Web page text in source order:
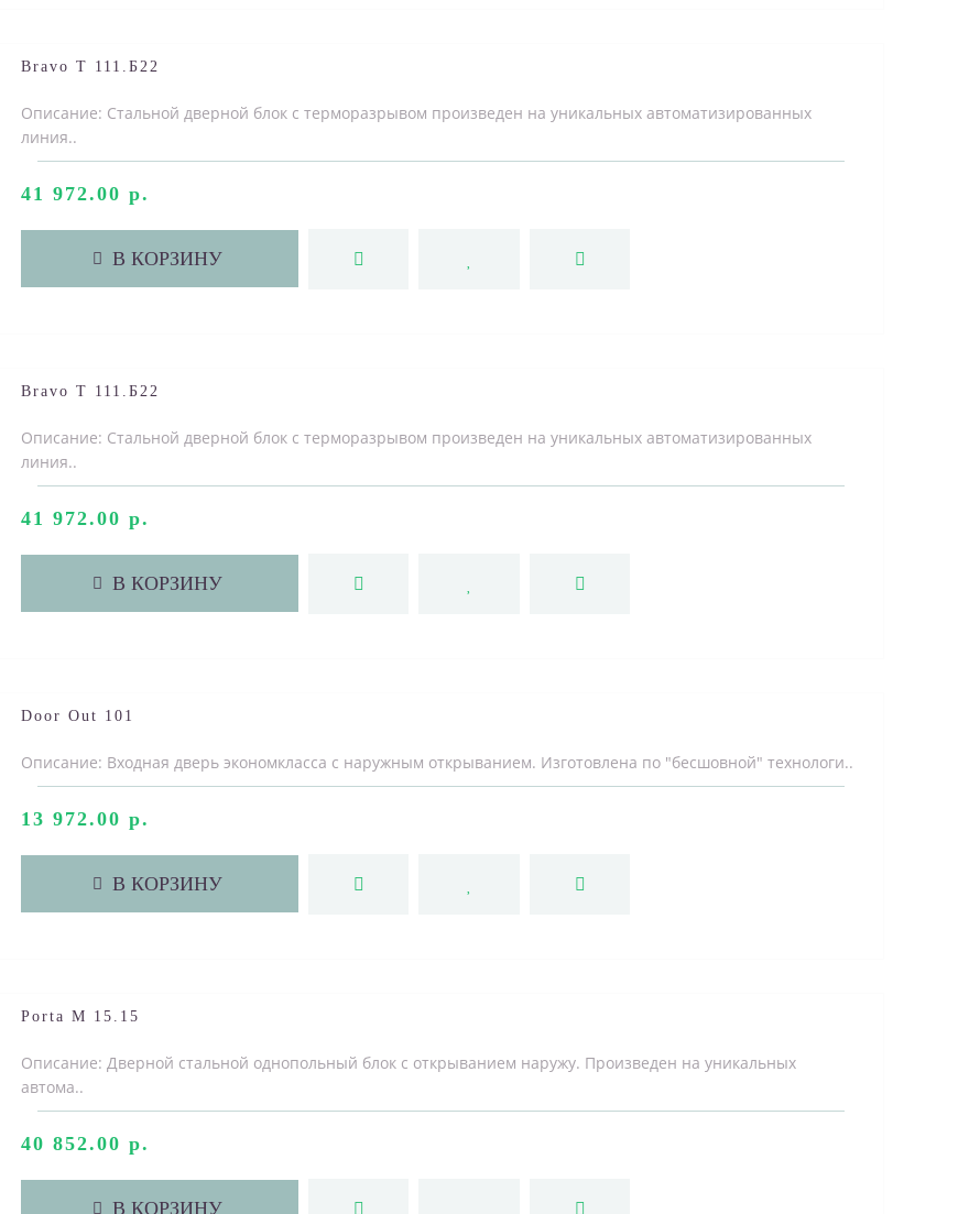
Bravo T 111.Б22
Описание: Стальной дверной блок с терморазрывом произведен на уникальных автоматизированных
линия..
41 972.00 р.
В КОРЗИНУ
Bravo T 111.Б22
Описание: Стальной дверной блок с терморазрывом произведен на уникальных автоматизированных
линия..
41 972.00 р.
В КОРЗИНУ
Door Out 101
Описание: Входная дверь экономкласса с наружным открыванием. Изготовлена по "бесшовной" технологи..
13 972.00 р.
В КОРЗИНУ
Porta M 15.15
Описание: Дверной стальной однопольный блок с открыванием наружу. Произведен на уникальных
автома..
40 852.00 р.
В КОРЗИНУ